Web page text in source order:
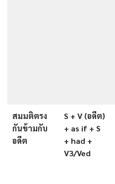
สมมติตรง
กันข้ามกับ
อดีต
S + V (อดีต)
+ as if + S
+ had +
V3/Ved